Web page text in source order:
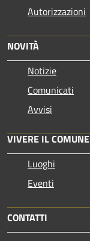
Autorizzazioni
NOVITÀ
Notizie
Comunicati
Avvisi
VIVERE IL COMUNE
Luoghi
Eventi
CONTATTI